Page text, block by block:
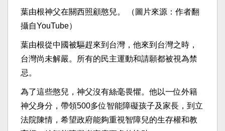
葉由根神父在關西照顧憨兒。 （圖片來源：作者翻
攝自YouTube）
葉由根從中國被驅趕來到台灣，他來到台灣之時，
台灣尚未解嚴。所有的民主運動和請願都被視為禁
忌。
為了這些憨兒，神父沒有絲毫畏懼。他以一位外籍
神父身分，帶領500多位智能障礙孩子及家長，到立
法院陳情，希望政府能夠重視智障兒的生存權和教